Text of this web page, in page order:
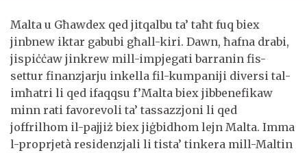
Malta u Għawdex qed jitqalbu ta’ taħt fuq biex
jinbnew iktar gabubi għall-kiri. Dawn, ħafna drabi,
jispiċċaw jinkrew mill-impjegati barranin fis-
settur finanzjarju inkella fil-kumpaniji diversi tal-
imħatri li qed ifaqqsu f’Malta biex jibbenefikaw
minn rati favorevoli ta’ tassazzjoni li qed
joffrilhom il-pajjiż biex jiġbidhom lejn Malta. Imma
l-proprjetà residenzjali li tista’ tinkera mill-Maltin